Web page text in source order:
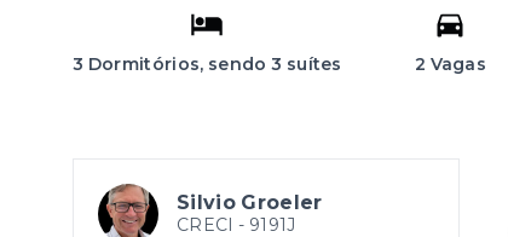
3 Dormitórios, sendo 3 suítes 2 Vagas
Silvio Groeler
CRECI - 9191J